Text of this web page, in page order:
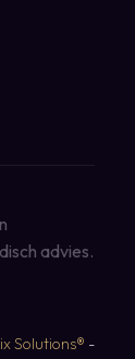
advies.
Solutions® -